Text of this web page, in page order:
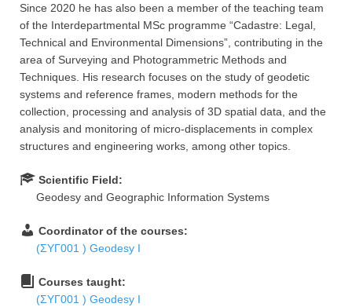
Since 2020 he has also been a member of the teaching team
of the Interdepartmental MSc programme “Cadastre: Legal,
Technical and Environmental Dimensions”, contributing in the
area of Surveying and Photogrammetric Methods and
Techniques. His research focuses on the study of geodetic
systems and reference frames, modern methods for the
collection, processing and analysis of 3D spatial data, and the
analysis and monitoring of micro-displacements in complex
structures and engineering works, among other topics.
Scientific Field:
Geodesy and Geographic Information Systems
Coordinator of the courses:
(ΣΥΓ001 ) Geodesy Ι
Courses taught:
(ΣΥΓ001 ) Geodesy Ι